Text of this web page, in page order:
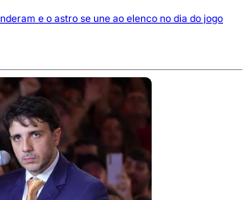
e o astro se une ao elenco no dia do jogo